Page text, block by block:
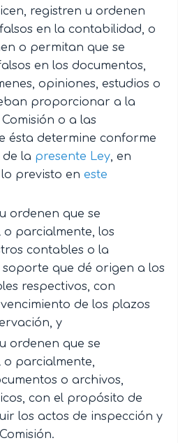
registren u ordenen
en la contabilidad, o
o permitan que se
en los documentos,
opiniones, estudios o
proporcionar a la
o a las
ésta determine conforme
la presente Ley, en
previsto en este
ordenen que se
parcialmente, los
contables o la
que dé origen a los
respectivos, con
de los plazos
y
ordenen que se
parcialmente,
o archivos,
con el propósito de
los actos de inspección y